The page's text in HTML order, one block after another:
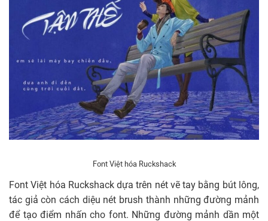
Font Việt hóa Ruckshack
Font Việt hóa Ruckshack dựa trên nét vẽ tay bằng bút lông,
tác giả còn cách diệu nét brush thành những đường mảnh
để tạo điểm nhấn cho font. Những đường mảnh dần một